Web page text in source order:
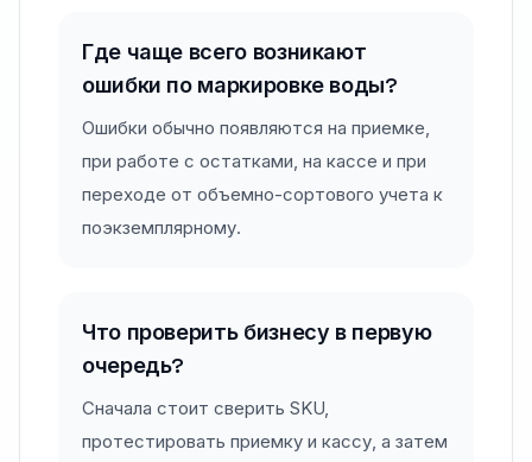
Где чаще всего возникают
ошибки по маркировке воды?
Ошибки обычно появляются на приемке,
при работе с остатками, на кассе и при
переходе от объемно-сортового учета к
поэкземплярному.
Что проверить бизнесу в первую
очередь?
Сначала стоит сверить SKU,
протестировать приемку и кассу, а затем